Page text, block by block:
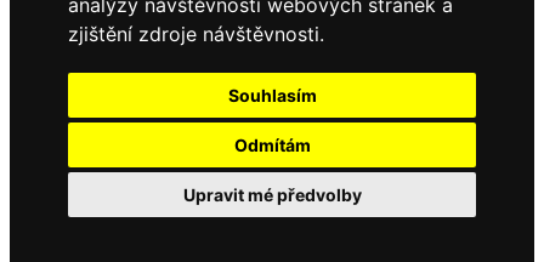
analýzy návštěvnosti webových stránek a
zjištění zdroje návštěvnosti.
Souhlasím
Odmítám
Upravit mé předvolby